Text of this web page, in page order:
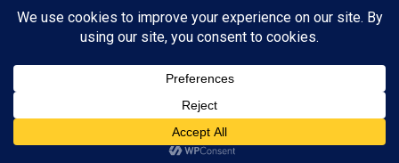
LEES VERDER
Since 2003 © All Rights Reserved | Foto's Robbert Baruch tenzij anders vermeld
CONTACT
BOVEN